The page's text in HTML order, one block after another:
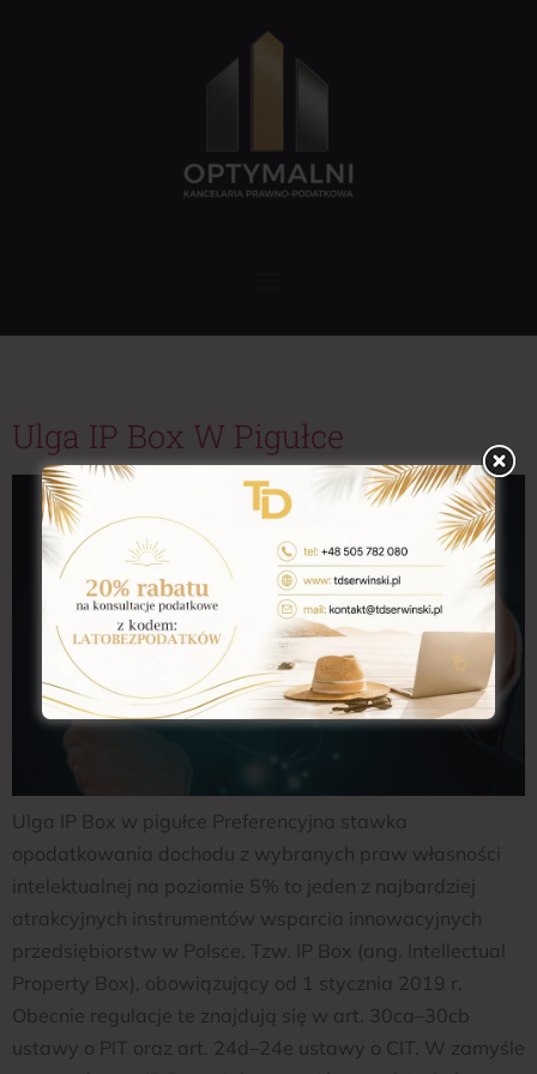
Ulga IP Box W Pigułce
Ulga IP Box w pigułce Preferencyjna stawka
opodatkowania dochodu z wybranych praw własności
intelektualnej na poziomie 5% to jeden z najbardziej
atrakcyjnych instrumentów wsparcia innowacyjnych
przedsiębiorstw w Polsce. Tzw. IP Box (ang. Intellectual
Property Box), obowiązujący od 1 stycznia 2019 r.
Obecnie regulacje te znajdują się w art. 30ca–30cb
ustawy o PIT oraz art. 24d–24e ustawy o CIT. W zamyśle